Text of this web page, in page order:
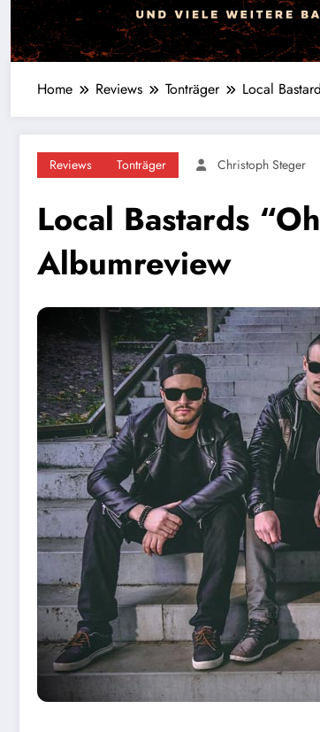
Home Reviews Tonträger Local
Reviews Tonträger Christoph Steger
Local Bastards
Albumreview